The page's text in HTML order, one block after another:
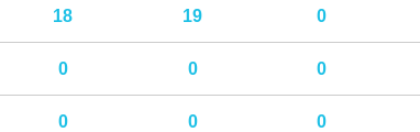
18 19 0
0 0 0
0 0 0